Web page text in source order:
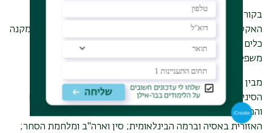
בקורס נלמדים מושגי היסוד, ההיבטים ההיסטוריים והסוגיות
האקטואליות שעל סדר היום הציבורי והמחקרי בתחום. הקורס מקנה
כלים מעשיים לזיהוי ולניתוח מגמות עכשוויות ומציג אתגרים
משפטיים וכלכליים גלובליים.
מבין הנושאים הנדונים בקורס: הרפורמות בסין והמודל הכלכלי
הסיני, "יוזמת החגורה והדרך"; השיקולים והעקרונות המשפטיים
והכלכליים הנובעים מצמיחתה של כלכלת סין והשפעתם ברמה
האזורית באסיה וברמה הבינלאומית; סין וארה"ב ומלחמת הסחר;